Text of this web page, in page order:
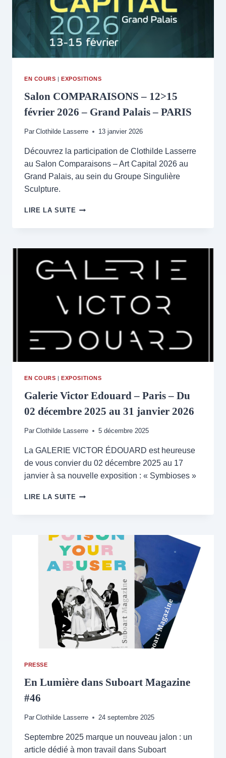
DE
CACHAN
–
MON
EXPOSITION
EN COURS |EXPOSITIONS
Salon COMPARAISONS – 12>15
février 2026 – Grand Palais – PARIS
Par Clothilde Lasserre 13 janvier 2026
Découvrez la participation de Clothilde Lasserre
au Salon Comparaisons – Art Capital 2026 au
Grand Palais, au sein du Groupe Singulière
Sculpture.
LIRE LA SUITE SALON
FÉVRIER
GRAND
–
PARIS
EN COURS |EXPOSITIONS
Galerie Victor Edouard – Paris – Du
02 décembre 2025 au 31 janvier 2026
Par Clothilde Lasserre 5 décembre 2025
La GALERIE VICTOR ÉDOUARD est heureuse
de vous convier du 02 décembre 2025 au 17
janvier à sa nouvelle exposition : « Symbioses »
LIRE LA SUITE GALERIE
PARIS
–
DU
02
DÉCEMBRE
2025
AU
31
JANVIER
2026
PRESSE
En Lumière dans Suboart Magazine
#46
Par Clothilde Lasserre 24 septembre 2025
Septembre 2025 marque un nouveau jalon : un
article dédié à mon travail dans Suboart